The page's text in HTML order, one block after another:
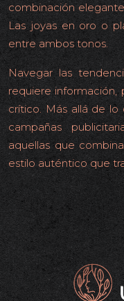
combinación
Las joyas en oro o
entre ambos tonos.
Navegar las
requiere información,
crítico. Más allá de lo
campañas
aquellas que
estilo auténtico que